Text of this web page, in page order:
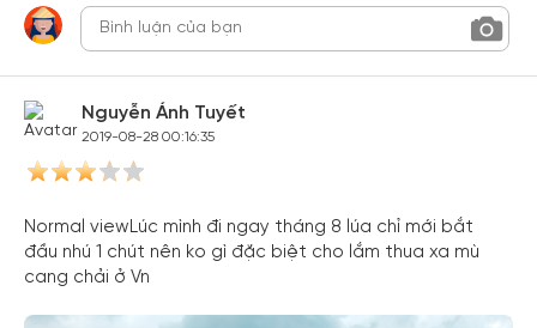
Nguyễn Ánh Tuyết
2019-08-28 00:16:35
Normal viewLúc mình đi ngay tháng 8 lúa chỉ mới bắt
đầu nhú 1 chút nên ko gì đặc biệt cho lắm thua xa mù
cang chải ở Vn